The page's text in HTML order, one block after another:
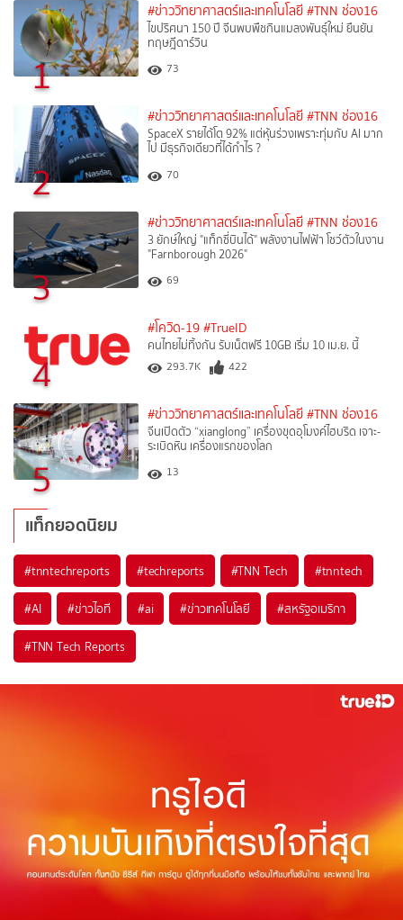
1
#ข่าววิทยาศาสตร์และเทคโนโลยี #TNN ช่อง16
ไขปริศนา 150 ปี จีนพบพืชกินแมลงพันธุ์ใหม่ ยืนยัน
ทฤษฎีดาร์วิน
73
2
#ข่าววิทยาศาสตร์และเทคโนโลยี #TNN ช่อง16
SpaceX รายได้โต 92% แต่หุ้นร่วงเพราะทุ่มกับ AI มาก
ไป มีธุรกิจเดียวที่ได้กำไร ?
70
3
#ข่าววิทยาศาสตร์และเทคโนโลยี #TNN ช่อง16
3 ยักษ์ใหญ่ "แท็กซี่บินได้" พลังงานไฟฟ้า โชว์ตัวในงาน
"Farnborough 2026"
69
4
#โควิด-19 #TrueID
คนไทยไม่ทิ้งกัน รับเน็ตฟรี 10GB เริ่ม 10 เม.ย. นี้
293.7K 422
5
#ข่าววิทยาศาสตร์และเทคโนโลยี #TNN ช่อง16
จีนเปิดตัว “xianglong” เครื่องขุดอุโมงค์ไฮบริด เจาะ-
ระเบิดหิน เครื่องแรกของโลก
13
แท็กยอดนิยม
#tnntechreports #techreports #TNN Tech #tnntech
#AI #ข่าวไอที #ai #ข่าวเทคโนโลยี #สหรัฐอเมริกา
#TNN Tech Reports